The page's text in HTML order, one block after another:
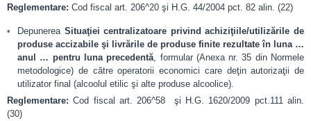
Reglementare: Cod fiscal art. 206^20 şi H.G. 44/2004 pct. 82 alin. (22)
Depunerea Situaţiei centralizatoare privind achiziţiile/utilizările de
produse accizabile şi livrările de produse finite rezultate în luna …
anul … pentru luna precedentă, formular (Anexa nr. 35 din Normele
metodologice) de către operatorii economici care deţin autorizaţii de
utilizator final (alcoolul etilic şi alte produse alcoolice).
Reglementare: Cod fiscal art. 206^58 şi H.G. 1620/2009 pct.111 alin.
(30)